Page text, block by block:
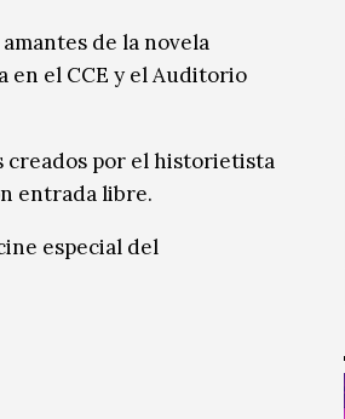
de la novela
en el CCE y el Auditorio
creados por el historietista
entrada libre.
especial del